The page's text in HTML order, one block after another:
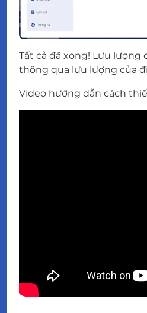
Tất cả đã xong! Lưu lượng
thông qua lưu lượng của
Video hướng dẫn cách